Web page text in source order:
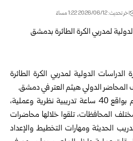
اخر تحديث: 2026/06/12 1:22 مساءً
الدولية لمدربي الكرة الطائرة
دمشق. ‏
واستمرت الدورة خمسة أيام بواقع 40 ساعة تدريبية نظرية وعملية،
من مختلف المحافظات، تلقوا خلالها محاضرات
‏الحديثة ومهارات التخطيط والإعداد